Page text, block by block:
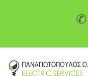
✆